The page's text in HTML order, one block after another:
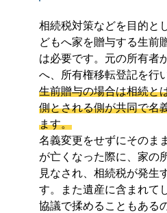
相続税対策などを目的と
どもへ家を贈与する生前
は必要です。元の所有者
へ、所有権移転登記を行
生前贈与の場合は相続と
側とされる側が共同で名
ます。
名義変更をせずにそのま
が亡くなった際に、家の
見なされ、相続税が発生
す。また遺産に含まれて
協議で揉めることもある